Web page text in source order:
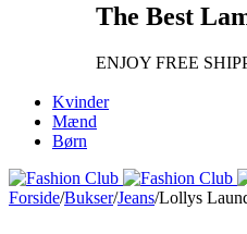
The Best
ENJOY FREE
Kvinder
Mænd
Børn
Forside/Bukser/Jeans/Lollys